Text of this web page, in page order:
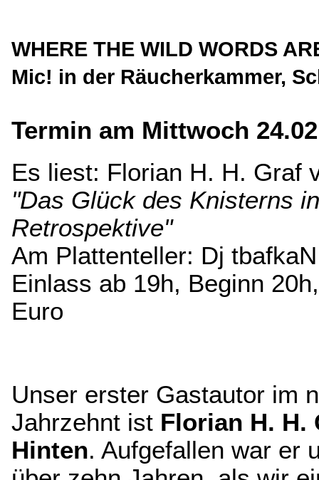
WHERE THE WILD WORDS
Mic! in der Räucherkammer,
Termin am Mittwoch
Es liest: Florian H. H. Graf
"Das Glück des Knisterns
Retrospektive"
Am Plattenteller: Dj
Einlass ab 19h, Beginn
Euro
Unser erster Gastautor im
Jahrzehnt ist Florian H. H.
Hinten. Aufgefallen war er